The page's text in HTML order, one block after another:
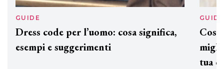
GUIDE
Dress code per l’uomo: cosa significa,
esempi e suggerimenti
GUIDE
tua